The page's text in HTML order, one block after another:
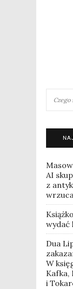
AI
z
wydać
Dua
W
Kafka,
i